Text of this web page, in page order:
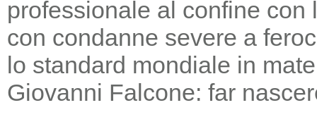
professionale al confine
con condanne severe a
lo standard mondiale in
Giovanni Falcone: far